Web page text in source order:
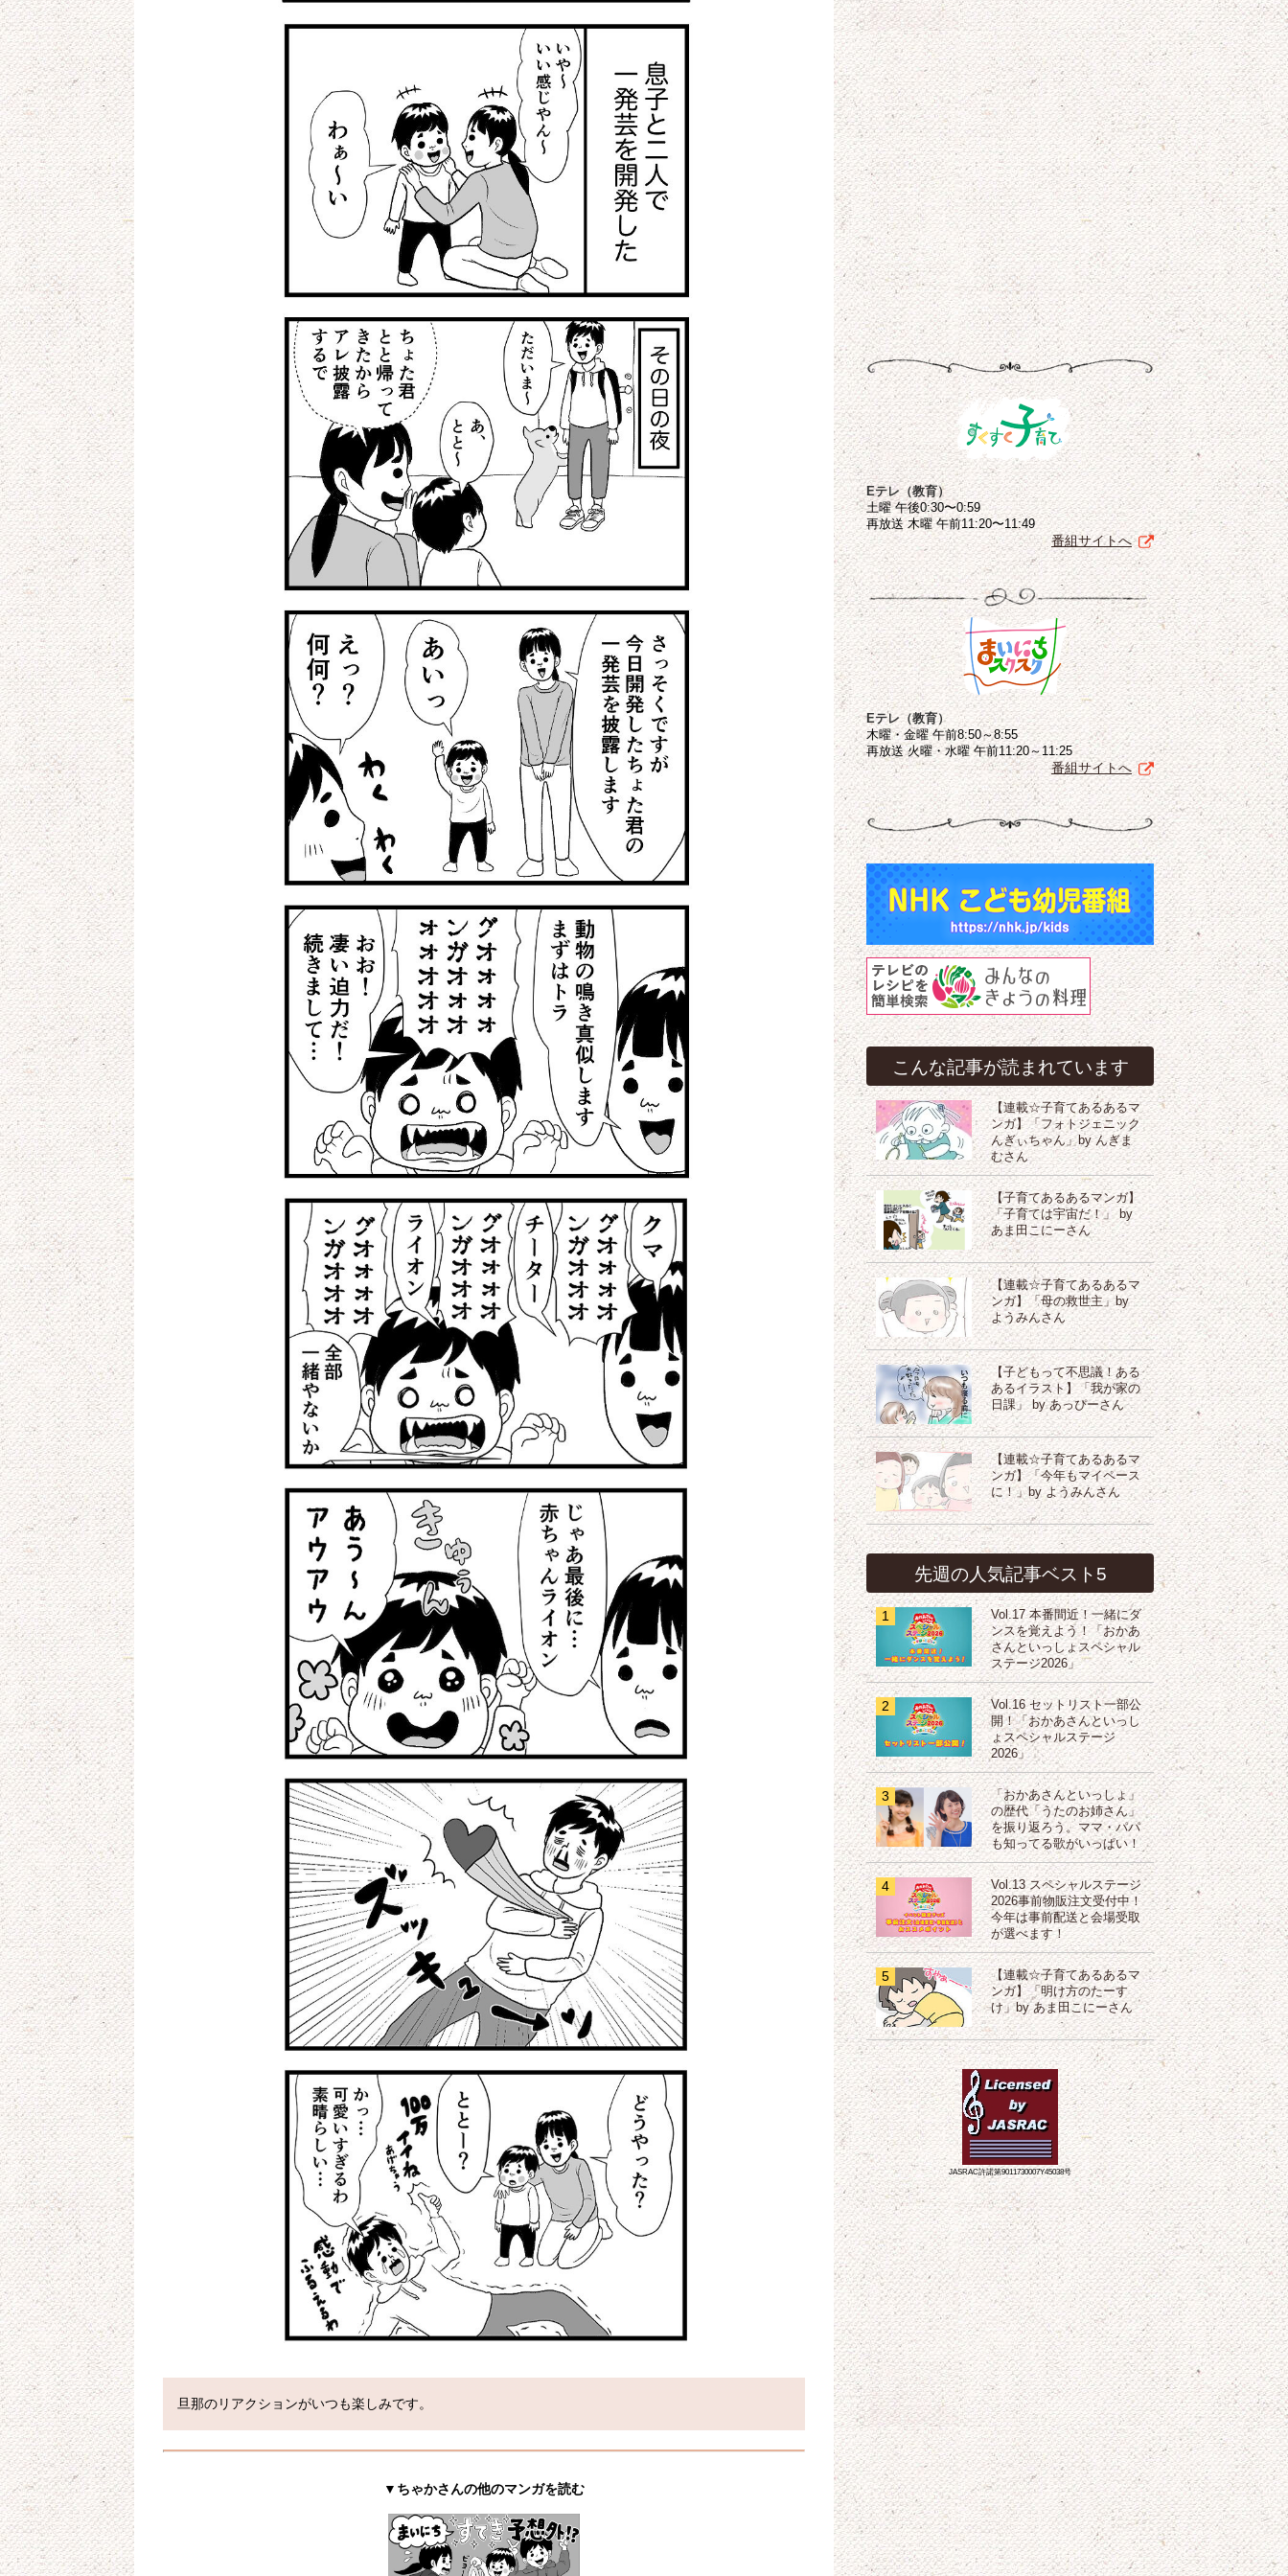
旦那のリアクションがいつも楽しみです。
▼ちゃかさんの他のマンガを読む
Eテレ（教育）
土曜 午後0:30〜0:59
再放送 木曜 午前11:20〜11:49
番組サイトへ
Eテレ（教育）
木曜・金曜 午前8:50～8:55
再放送 火曜・水曜 午前11:20～11:25
番組サイトへ
こんな記事が読まれています
【連載☆子育てあるあるマ
ンガ】「フォトジェニック
んぎぃちゃん」by んぎま
むさん
【子育てあるあるマンガ】
「子育ては宇宙だ！」 by
あま田こにーさん
【連載☆子育てあるあるマ
ンガ】「母の救世主」by
ようみんさん
【子どもって不思議！ある
あるイラスト】「我が家の
日課」 by あっぴーさん
【連載☆子育てあるあるマ
ンガ】「今年もマイペース
に！」by ようみんさん
先週の人気記事ベスト5
1
Vol.17 本番間近！一緒にダ
ンスを覚えよう！「おかあ
さんといっしょスペシャル
ステージ2026」
2
Vol.16 セットリスト一部公
開！「おかあさんといっし
ょスペシャルステージ
2026」
3
「おかあさんといっしょ」
の歴代「うたのお姉さん」
を振り返ろう。ママ・パパ
も知ってる歌がいっぱい！
4
Vol.13 スペシャルステージ
2026事前物販注文受付中！
今年は事前配送と会場受取
が選べます！
5
【連載☆子育てあるあるマ
ンガ】「明け方のたーす
け」by あま田こにーさん
JASRAC許諾第9011730007Y45038号